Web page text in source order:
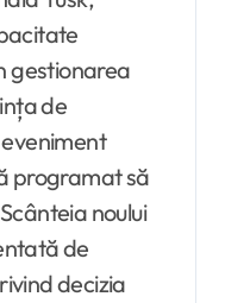
gestionarea
de
programat să
noului
de
decizia